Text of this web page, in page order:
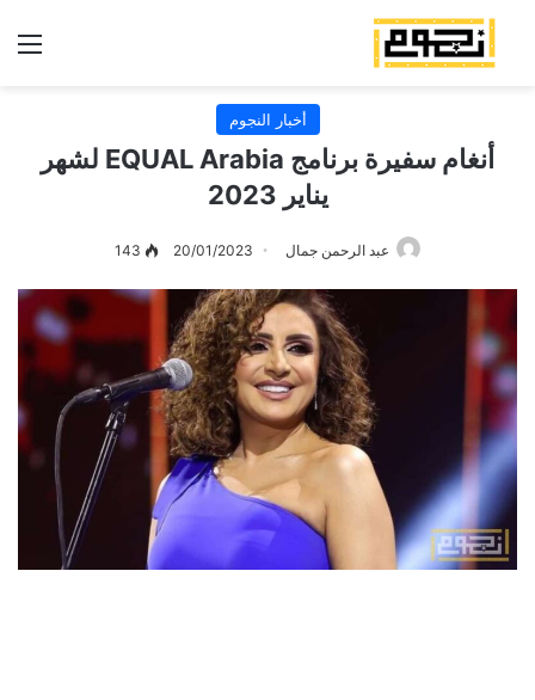
أخبار النجوم
أنغام سفيرة برنامج EQUAL Arabia لشهر
يناير 2023
عبد الرحمن جمال 20/01/2023
143